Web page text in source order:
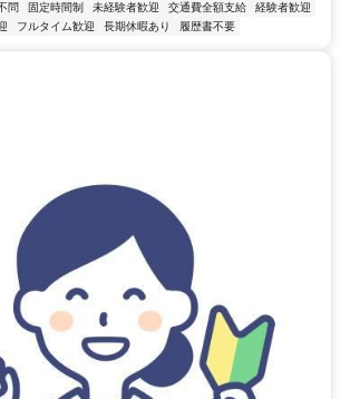
問 固定時間制 未経験者歓迎 交通費全額支給
経験者歓迎
フルタイム歓迎 長期休暇あり 履歴書不要